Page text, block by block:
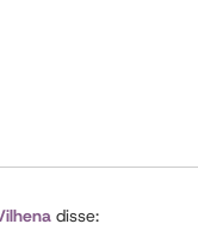
disse: